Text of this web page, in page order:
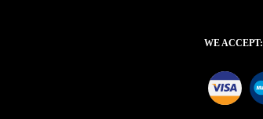
WE ACCEPT: